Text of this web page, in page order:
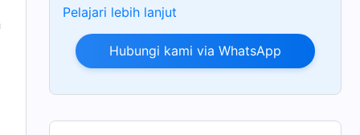
Pelajari lebih lanjut
Hubungi kami via WhatsApp